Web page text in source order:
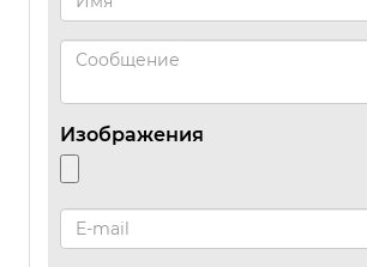
Изображения